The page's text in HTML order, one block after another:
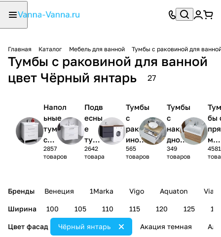
Главная Каталог Мебель для ванной Тумбы с раковиной для
Тумбы с раковиной для ванной
цвет Чёрный янтарь
27
Напол
ьные
тумбы
с
раков
иной
2857
товаров
Подв
есны
е
тумб
ы с
рако
2642
товара
Тумбы
с
раков
иной
под
стира
ну
565
товаров
Тумбы
с
накла
дной
раков
иной
349
товаров
Тум
бы
пря
ной
ной
4581
Бренды Венеция 1Marka Vigo Aquaton Viant
Ширина 100 105 110 115 120 125
Цвет фасад Акация темная
Чёрный янтарь